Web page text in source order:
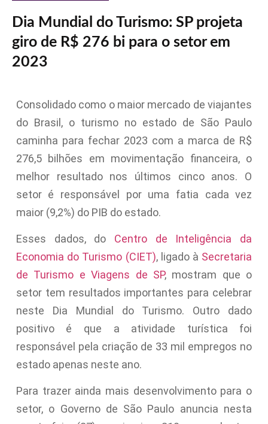
Dia Mundial do Turismo: SP projeta
giro de R$ 276 bi para o setor em
2023
Consolidado como o maior mercado de viajantes
do Brasil, o turismo no estado de São Paulo
caminha para fechar 2023 com a marca de R$
276,5 bilhões em movimentação financeira, o
melhor resultado nos últimos cinco anos. O
setor é responsável por uma fatia cada vez
maior (9,2%) do PIB do estado.
Esses dados, do Centro de Inteligência da
Economia do Turismo (CIET), ligado à Secretaria
de Turismo e Viagens de SP, mostram que o
setor tem resultados importantes para celebrar
neste Dia Mundial do Turismo. Outro dado
positivo é que a atividade turística foi
responsável pela criação de 33 mil empregos no
estado apenas neste ano.
Para trazer ainda mais desenvolvimento para o
setor, o Governo de São Paulo anuncia nesta